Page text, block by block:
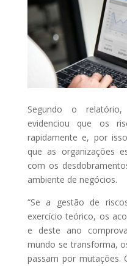
Segundo o
evidenciou que os
rapidamente e, por
que as organizações
com os
ambiente de negócios.
“Se a gestão de
exercício teórico, os
e deste ano
mundo se transforma,
passam por mutações.